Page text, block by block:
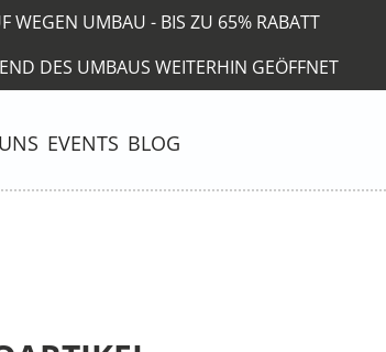
WEGEN UMBAU - BIS ZU 65% RABATT
DES UMBAUS WEITERHIN GEÖFFNET
EVENTS BLOG